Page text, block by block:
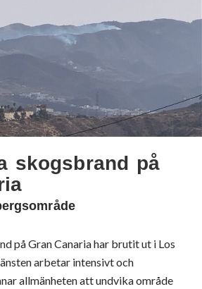
skogsbrand på
på Gran Canaria har brutit ut i Los
arbetar intensivt och
allmänheten att undvika område